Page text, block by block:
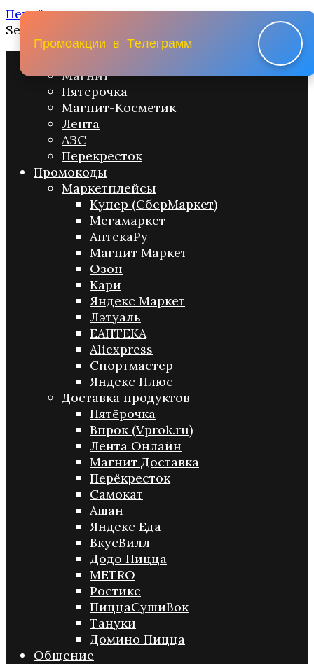
Перейти к содержанию
Search for:
Магнит
Пятерочка
Магнит-Косметик
Лента
АЗС
Перекресток
Промокоды
Маркетплейсы
Купер (СберМаркет)
Мегамаркет
АптекаРу
Магнит Маркет
Озон
Кари
Яндекс Маркет
Лэтуаль
ЕАПТЕКА
Aliexpress
Спортмастер
Яндекс Плюс
Доставка продуктов
Пятёрочка
Впрок (Vprok.ru)
Лента Онлайн
Магнит Доставка
Перёкресток
Самокат
Ашан
Яндекс Еда
ВкусВилл
Додо Пицца
METRO
Ростикс
ПиццаСушиВок
Тануки
Домино Пицца
Общение
Промоакции в Телеграмм